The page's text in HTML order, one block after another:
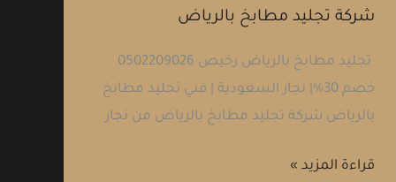
شركة تجليد مطابخ بالرياض
تجليد مطابخ بالرياض رخيص 0502209026
خصم 30%| نجار السعودية | فني تجليد مطابخ
بالرياض شركة تجليد مطابخ بالرياض من نجار
قراءة المزيد »